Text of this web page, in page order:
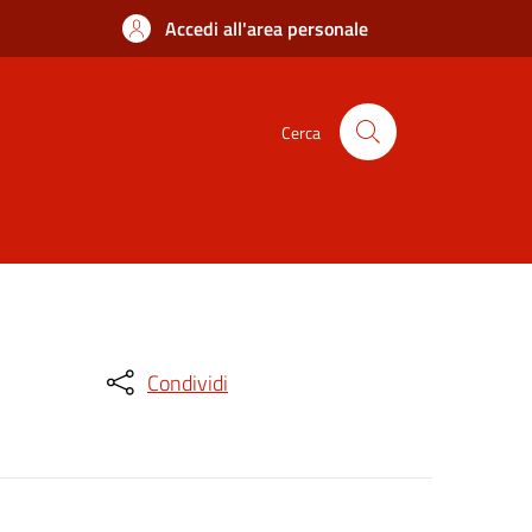
Accedi all'area personale
Cerca
Condividi